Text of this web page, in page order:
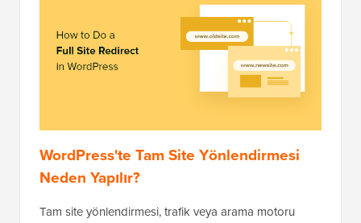
WordPress'te Tam Site Yönlendirmesi
Neden Yapılır?
Tam site yönlendirmesi, trafik veya arama motoru